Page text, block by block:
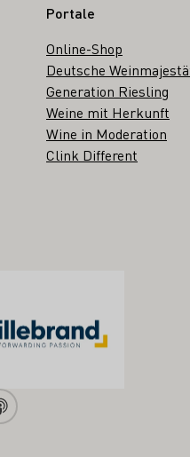
Portale
Online-Shop
Deutsche
Generation Riesling
Weine mit Herkunft
Wine in Moderation
Clink Different